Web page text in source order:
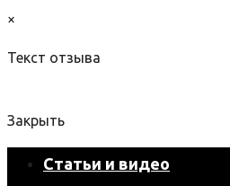
×
Текст отзыва
Закрыть
Статьи и видео